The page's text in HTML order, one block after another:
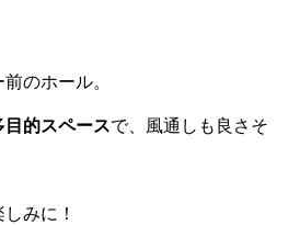
のホール。
的スペースで、風通しも良さそ
みに！